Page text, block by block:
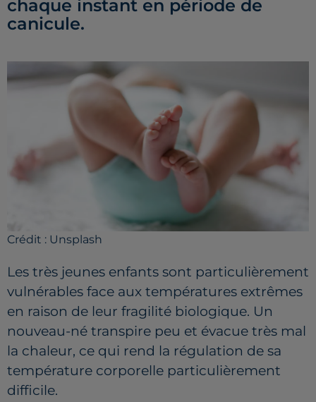
chaque instant en période de
canicule.
Crédit : Unsplash
Les très jeunes enfants sont particulièrement
vulnérables face aux températures extrêmes
en raison de leur fragilité biologique. Un
nouveau-né transpire peu et évacue très mal
la chaleur, ce qui rend la régulation de sa
température corporelle particulièrement
difficile.